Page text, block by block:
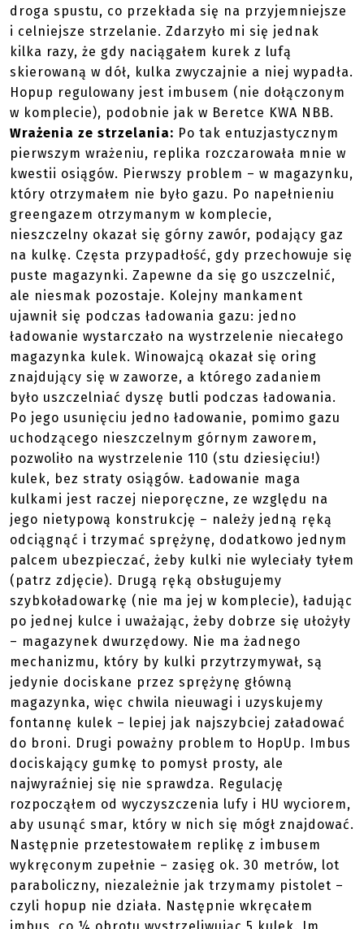
droga spustu, co przekłada się na przyjemniejsze
i celniejsze strzelanie. Zdarzyło mi się jednak
kilka razy, że gdy naciągałem kurek z lufą
skierowaną w dół, kulka zwyczajnie a niej wypadła.
Hopup regulowany jest imbusem (nie dołączonym
w komplecie), podobnie jak w Beretce KWA NBB.
Wrażenia ze strzelania: Po tak entuzjastycznym
pierwszym wrażeniu, replika rozczarowała mnie w
kwestii osiągów. Pierwszy problem – w magazynku,
który otrzymałem nie było gazu. Po napełnieniu
greengazem otrzymanym w komplecie,
nieszczelny okazał się górny zawór, podający gaz
na kulkę. Częsta przypadłość, gdy przechowuje się
puste magazynki. Zapewne da się go uszczelnić,
ale niesmak pozostaje. Kolejny mankament
ujawnił się podczas ładowania gazu: jedno
ładowanie wystarczało na wystrzelenie niecałego
magazynka kulek. Winowajcą okazał się oring
znajdujący się w zaworze, a którego zadaniem
było uszczelniać dyszę butli podczas ładowania.
Po jego usunięciu jedno ładowanie, pomimo gazu
uchodzącego nieszczelnym górnym zaworem,
pozwoliło na wystrzelenie 110 (stu dziesięciu!)
kulek, bez straty osiągów. Ładowanie maga
kulkami jest raczej nieporęczne, ze względu na
jego nietypową konstrukcję – należy jedną ręką
odciągnąć i trzymać sprężynę, dodatkowo jednym
palcem ubezpieczać, żeby kulki nie wyleciały tyłem
(patrz zdjęcie). Drugą ręką obsługujemy
szybkoładowarkę (nie ma jej w komplecie), ładując
po jednej kulce i uważając, żeby dobrze się ułożyły
– magazynek dwurzędowy. Nie ma żadnego
mechanizmu, który by kulki przytrzymywał, są
jedynie dociskane przez sprężynę główną
magazynka, więc chwila nieuwagi i uzyskujemy
fontannę kulek – lepiej jak najszybciej załadować
do broni. Drugi poważny problem to HopUp. Imbus
dociskający gumkę to pomysł prosty, ale
najwyraźniej się nie sprawdza. Regulację
rozpocząłem od wyczyszczenia lufy i HU wyciorem,
aby usunąć smar, który w nich się mógł znajdować.
Następnie przetestowałem replikę z imbusem
wykręconym zupełnie – zasięg ok. 30 metrów, lot
paraboliczny, niezależnie jak trzymamy pistolet –
czyli hopup nie działa. Następnie wkręcałem